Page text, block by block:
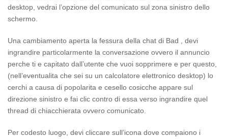
desktop, vedrai l’opzione del comunicato sul zona sinistro dello
schermo.
Una cambiamento aperta la fessura della chat di Bad , devi
ingrandire particolarmente la conversazione ovvero il annuncio
perche ti e capitato dall’utente che vuoi sopprimere e per questo,
(nell’eventualita che sei su un calcolatore elettronico desktop) lo
cerchi a causa di popolarita e cesello cosicche appare sul
direzione sinistro e fai clic contro di essa verso ingrandire quel
thread di chiacchierata ovvero comunicato.
Per codesto luogo, devi cliccare sull’icona dove compaiono i